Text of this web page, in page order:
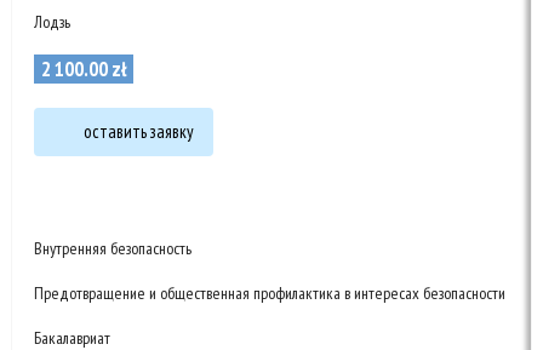
Лодзь
2 100.00zł
оставить заявку
Внутренняя безопасность
Предотвращение и общественная профилактика в интересах безопасности
Бакалавриат